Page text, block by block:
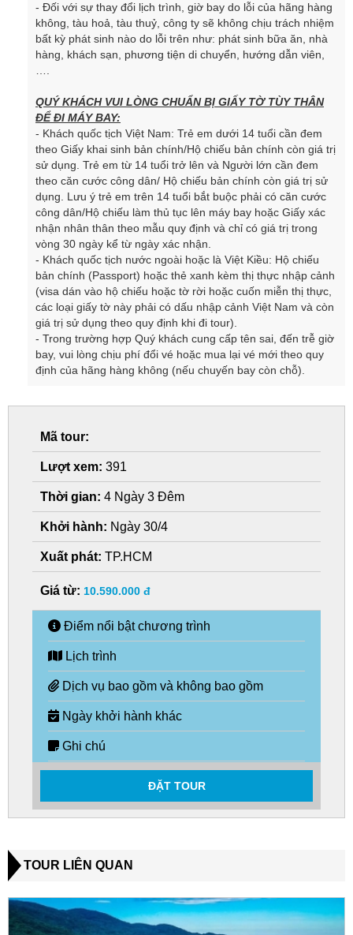
- Đối với sự thay đổi lịch trình, giờ bay do lỗi của hãng hàng
không, tàu hoả, tàu thuỷ, công ty sẽ không chịu trách nhiệm
bất kỳ phát sinh nào do lỗi trên như: phát sinh bữa ăn, nhà
hàng, khách sạn, phương tiện di chuyển, hướng dẫn viên,
QUÝ KHÁCH VUI LÒNG CHUẨN BỊ GIẤY TỜ TÙY THÂN
ĐỂ ĐI MÁY BAY:
- Khách quốc tịch Việt Nam: Trẻ em dưới 14 tuổi cần đem
theo Giấy khai sinh bản chính/Hộ chiếu bản chính còn giá trị
sử dụng. Trẻ em từ 14 tuổi trở lên và Người lớn cần đem
theo căn cước công dân/ Hộ chiếu bản chính còn giá trị sử
dụng. Lưu ý trẻ em trên 14 tuổi bắt buộc phải có căn cước
công dân/Hộ chiếu làm thủ tục lên máy bay hoặc Giấy xác
nhận nhân thân theo mẫu quy định và chỉ có giá trị trong
vòng 30 ngày kể từ ngày xác nhận.
- Khách quốc tịch nước ngoài hoặc là Việt Kiều: Hộ chiếu
bản chính (Passport) hoặc thẻ xanh kèm thị thực nhập cảnh
(visa dán vào hộ chiếu hoặc tờ rời hoặc cuốn miễn thị thực,
các loại giấy tờ này phải có dấu nhập cảnh Việt Nam và còn
giá trị sử dụng theo quy định khi đi tour).
- Trong trường hợp Quý khách cung cấp tên sai, đến trễ giờ
bay, vui lòng chịu phí đổi vé hoặc mua lại vé mới theo quy
định của hãng hàng không (nếu chuyến bay còn chỗ).
Mã tour:
Lượt xem: 391
Thời gian: 4 Ngày 3 Đêm
Khởi hành: Ngày 30/4
Xuất phát: TP.HCM
Giá từ: 10.590.000 đ
Điểm nổi bật chương trình
Lịch trình
Dịch vụ bao gồm và không bao gồm
Ngày khởi hành khác
Ghi chú
ĐẶT TOUR
TOUR LIÊN QUAN